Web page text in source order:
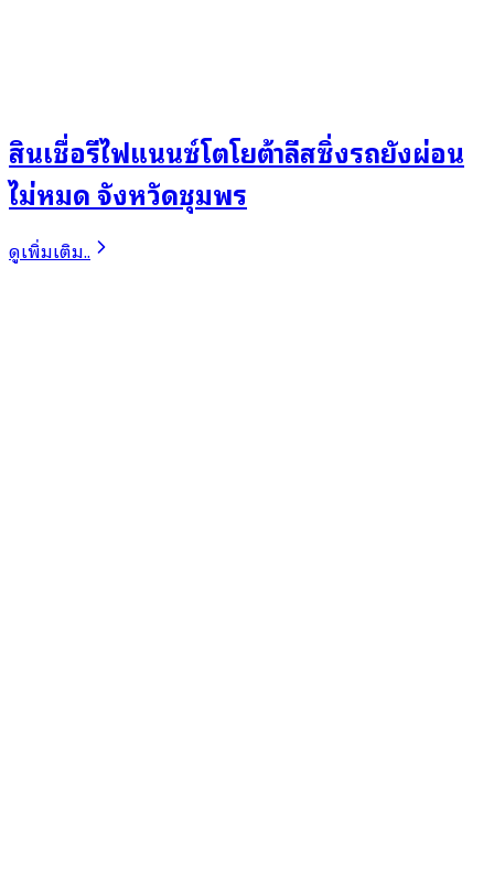
สินเชื่อรีไฟแนนซ์โตโยต้าลีสซิ่งรถยังผ่อน
ไม่หมด จังหวัดชุมพร
ดูเพิ่มเติม..